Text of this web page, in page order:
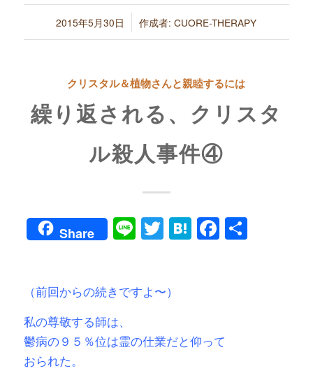
2015年5月30日
/ 作成者:CUORE-THERAPY
クリスタル＆植物さんと親睦するには
繰り返される、クリスタ
ル殺人事件④
Share LineTwitter
Hatena共
（前回からの続きですよ〜）
私の尊敬する師は、
鬱病の９５％位は霊の仕業だと仰って
おられた。